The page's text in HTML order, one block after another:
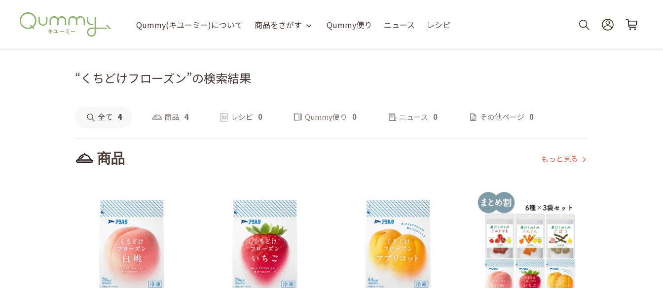
Qummy(キユーミー)について 商品をさがす Qummy便り ニュース レシピ
“くちどけフローズン”の検索結果
全て 4 商品 4 レシピ 0 Qummy便り 0 ニュース 0 その他ページ 0
商品 もっと見る